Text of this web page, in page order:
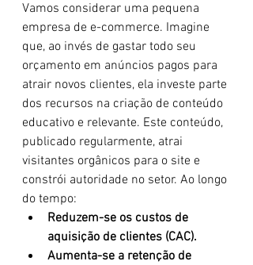
Vamos considerar uma pequena
empresa de e-commerce. Imagine
que, ao invés de gastar todo seu
orçamento em anúncios pagos para
atrair novos clientes, ela investe parte
dos recursos na criação de conteúdo
educativo e relevante. Este conteúdo,
publicado regularmente, atrai
visitantes orgânicos para o site e
constrói autoridade no setor. Ao longo
do tempo:
Reduzem-se os custos de
aquisição de clientes (CAC).
Aumenta-se a retenção de